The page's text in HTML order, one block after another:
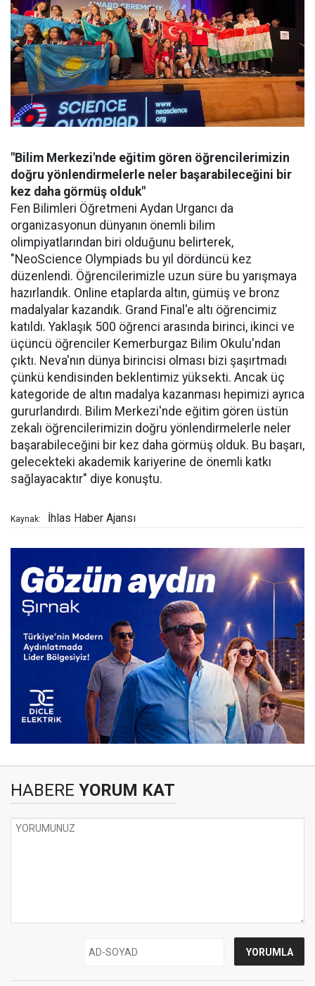
"Bilim Merkezi'nde eğitim gören öğrencilerimizin
doğru yönlendirmelerle neler başarabileceğini bir
kez daha görmüş olduk"
Fen Bilimleri Öğretmeni Aydan Urgancı da
organizasyonun dünyanın önemli bilim
olimpiyatlarından biri olduğunu belirterek,
"NeoScience Olympiads bu yıl dördüncü kez
düzenlendi. Öğrencilerimizle uzun süre bu yarışmaya
hazırlandık. Online etaplarda altın, gümüş ve bronz
madalyalar kazandık. Grand Final'e altı öğrencimiz
katıldı. Yaklaşık 500 öğrenci arasında birinci, ikinci ve
üçüncü öğrenciler Kemerburgaz Bilim Okulu'ndan
çıktı. Neva'nın dünya birincisi olması bizi şaşırtmadı
çünkü kendisinden beklentimiz yüksekti. Ancak üç
kategoride de altın madalya kazanması hepimizi ayrıca
gururlandırdı. Bilim Merkezi'nde eğitim gören üstün
zekalı öğrencilerimizin doğru yönlendirmelerle neler
başarabileceğini bir kez daha görmüş olduk. Bu başarı,
gelecekteki akademik kariyerine de önemli katkı
sağlayacaktır" diye konuştu.
Kaynak: İhlas Haber Ajansı
HABERE YORUM KAT